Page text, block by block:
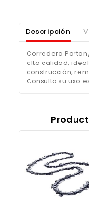
Descripción
Corredera
alta calidad,
construcción,
Consulta su uso